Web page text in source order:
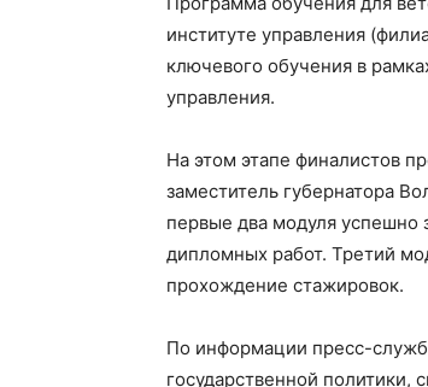
институте управления
ключевого обучения в
управления.
На этом этапе финалистов
заместитель губернатора
первые два модуля успешно
дипломных работ. Третий
прохождение стажировок.
По информации пресс-
государственной политики,